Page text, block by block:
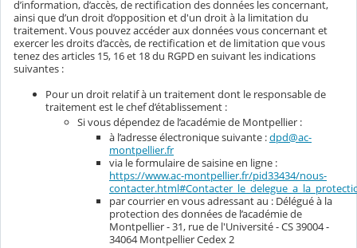
d’information, d’accès, de rectification des données les concernant,
ainsi que d’un droit d’opposition et d'un droit à la limitation du
traitement. Vous pouvez accéder aux données vous concernant et
exercer les droits d’accès, de rectification et de limitation que vous
tenez des articles 15, 16 et 18 du RGPD en suivant les indications
suivantes :
Pour un droit relatif à un traitement dont le responsable de
traitement est le chef d’établissement :
Si vous dépendez de l’académie de Montpellier :
à l’adresse électronique suivante :dpd@ac-
montpellier.fr
via le formulaire de saisine en ligne :
https://www.ac-montpellier.fr/pid33434/nous-
par courrier en vous adressant au : Délégué à la
protection des données de l’académie de
Montpellier - 31, rue de l'Université - CS 39004 -
34064 Montpellier Cedex 2